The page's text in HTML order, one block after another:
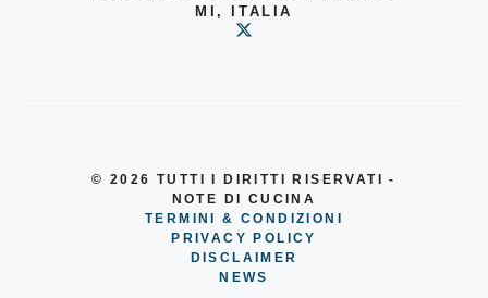
MI, ITALIA
© 2026 TUTTI I DIRITTI RISERVATI -
NOTE DI CUCINA
TERMINI & CONDIZIONI
PRIVACY POLICY
DISCLAIMER
NEWS